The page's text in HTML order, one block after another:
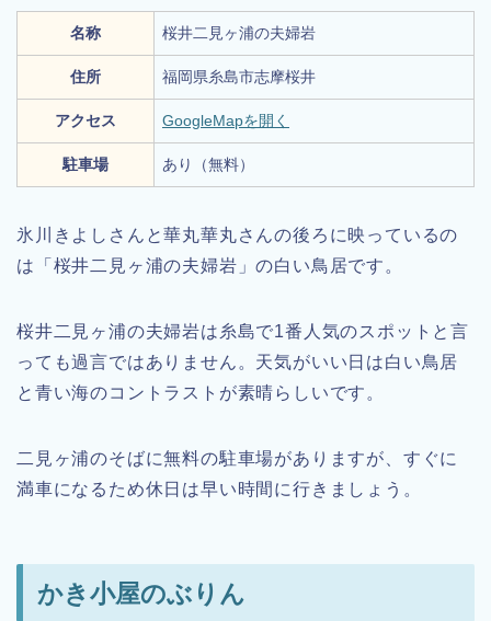
名称 桜井二見ヶ浦の夫婦岩
住所 福岡県糸島市志摩桜井
アクセス GoogleMapを開く
駐車場 あり（無料）
氷川きよしさんと華丸華丸さんの後ろに映っているの
は「桜井二見ヶ浦の夫婦岩」の白い鳥居です。
桜井二見ヶ浦の夫婦岩は糸島で1番人気のスポットと言
っても過言ではありません。天気がいい日は白い鳥居
と青い海のコントラストが素晴らしいです。
二見ヶ浦のそばに無料の駐車場がありますが、すぐに
満車になるため休日は早い時間に行きましょう。
かき小屋のぶりん